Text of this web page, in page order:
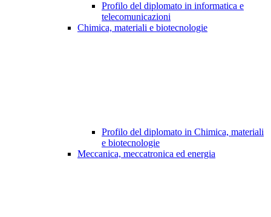
Profilo del diplomato in informatica e
telecomunicazioni
Chimica, materiali e biotecnologie
Profilo del diplomato in Chimica, materiali
e biotecnologie
Meccanica, meccatronica ed energia